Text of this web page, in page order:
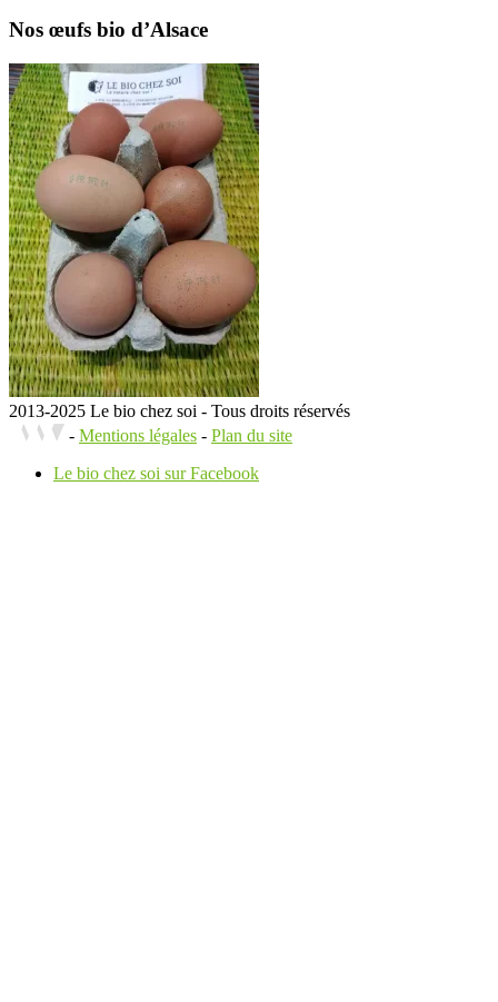
Nos œufs bio d’Alsace
2013-2025 Le bio chez soi - Tous droits réservés
- Mentions légales - Plan du site
Le bio chez soi sur Facebook